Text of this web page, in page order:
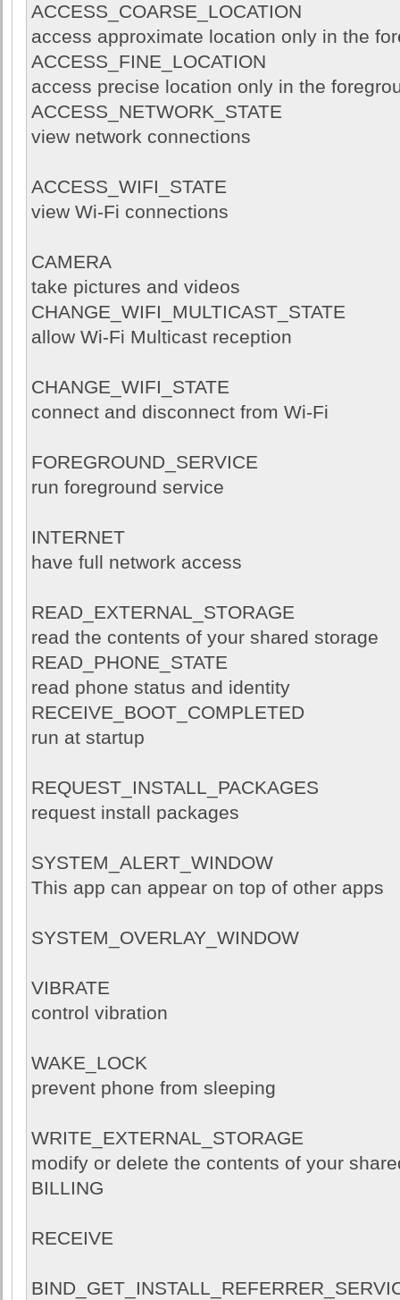
ACCESS_COARSE_LOCATION
access approximate location only in the
ACCESS_FINE_LOCATION
access precise location only in the
ACCESS_NETWORK_STATE
view network connections
ACCESS_WIFI_STATE
view Wi-Fi connections
CAMERA
take pictures and videos
CHANGE_WIFI_MULTICAST_STATE
allow Wi-Fi Multicast reception
CHANGE_WIFI_STATE
connect and disconnect from Wi-Fi
FOREGROUND_SERVICE
run foreground service
INTERNET
have full network access
READ_EXTERNAL_STORAGE
read the contents of your shared storage
READ_PHONE_STATE
read phone status and identity
RECEIVE_BOOT_COMPLETED
run at startup
REQUEST_INSTALL_PACKAGES
request install packages
SYSTEM_ALERT_WINDOW
This app can appear on top of other apps
SYSTEM_OVERLAY_WINDOW
VIBRATE
control vibration
WAKE_LOCK
prevent phone from sleeping
WRITE_EXTERNAL_STORAGE
modify or delete the contents of your
BILLING
RECEIVE